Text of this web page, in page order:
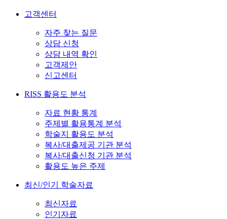
고객센터
자주 찾는 질문
상담 신청
상담 내역 확인
고객제안
신고센터
RISS 활용도 분석
자료 현황 통계
주제별 활용통계 분석
학술지 활용도 분석
복사/대출제공 기관 분석
복사/대출신청 기관 분석
활용도 높은 주제
최신/인기 학술자료
최신자료
인기자료